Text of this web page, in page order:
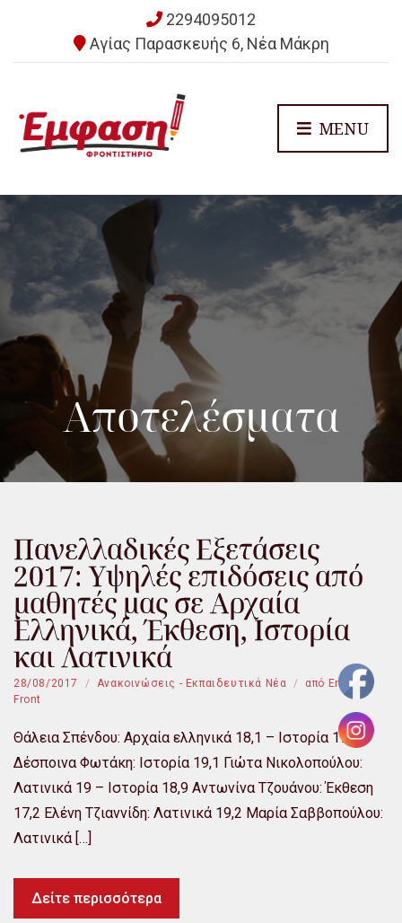
2294095012
Αγίας Παρασκευής 6, Νέα Μάκρη
MENU
Αποτελέσματα
Πανελλαδικές Εξετάσεις
2017: Υψηλές επιδόσεις από
μαθητές μας σε Αρχαία
Ελληνικά, Έκθεση, Ιστορία
και Λατινικά
28/08/2017 Ανακοινώσεις - Εκπαιδευτικά Νέα από Emfasi
Front
Θάλεια Σπένδου: Αρχαία ελληνικά 18,1 – Ιστορία 19,5
Δέσποινα Φωτάκη: Ιστορία 19,1 Γιώτα Νικολοπούλου:
Λατινικά 19 – Ιστορία 18,9 Αντωνίνα Τζουάνου: Έκθεση
17,2 Ελένη Τζιαννίδη: Λατινικά 19,2 Μαρία Σαββοπούλου:
Λατινικά […]
Δείτε περισσότερα